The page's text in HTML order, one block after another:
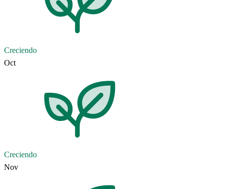
Creciendo
Oct
Creciendo
Nov